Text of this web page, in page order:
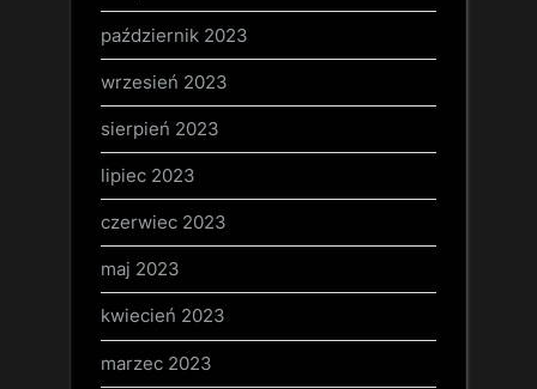
październik 2023
wrzesień 2023
sierpień 2023
lipiec 2023
czerwiec 2023
maj 2023
kwiecień 2023
marzec 2023